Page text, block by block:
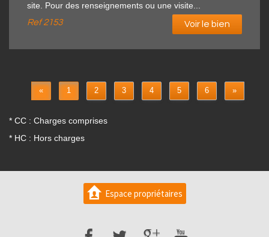
site. Pour des renseignements ou une visite...
Ref2153 Voir le bien
« 1 2 3 4 5 6 »
* CC : Charges comprises
* HC : Hors charges
Espace propriétaires